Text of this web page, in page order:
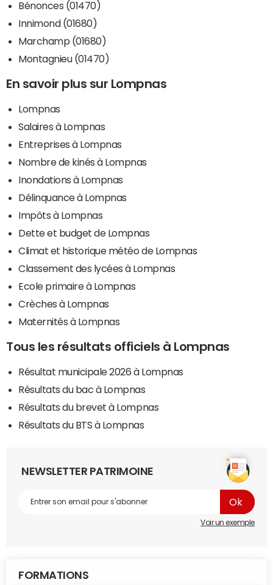
Bénonces (01470)
Innimond (01680)
Marchamp (01680)
Montagnieu (01470)
En savoir plus sur Lompnas
Lompnas
Salaires à Lompnas
Entreprises à Lompnas
Nombre de kinés à Lompnas
Inondations à Lompnas
Délinquance à Lompnas
Impôts à Lompnas
Dette et budget de Lompnas
Climat et historique météo de Lompnas
Classement des lycées à Lompnas
Ecole primaire à Lompnas
Crèches à Lompnas
Maternités à Lompnas
Tous les résultats officiels à Lompnas
Résultat municipale 2026 à Lompnas
Résultats du bac à Lompnas
Résultats du brevet à Lompnas
Résultats du BTS à Lompnas
NEWSLETTER PATRIMOINE
Voir un exemple
FORMATIONS